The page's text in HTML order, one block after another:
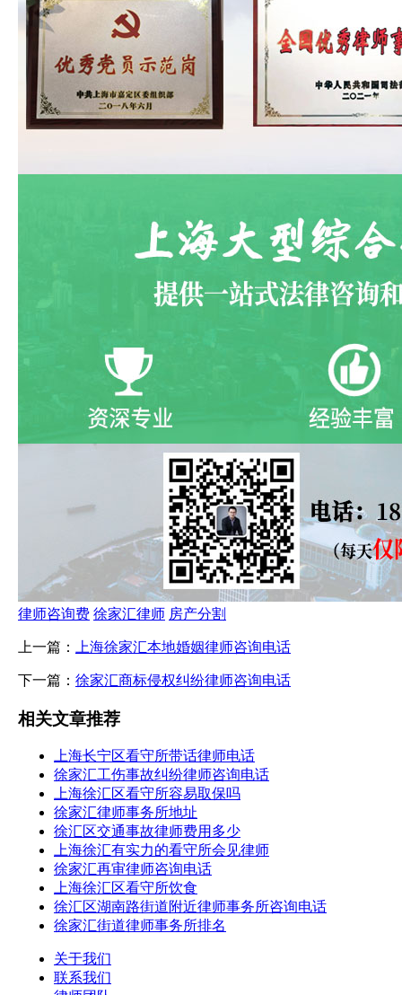
律师咨询费 徐家汇律师 房产分割
上一篇： 上海徐家汇本地婚姻律师咨询电话
下一篇： 徐家汇商标侵权纠纷律师咨询电话
相关文章推荐
上海长宁区看守所带话律师电话
徐家汇工伤事故纠纷律师咨询电话
上海徐汇区看守所容易取保吗
徐家汇律师事务所地址
徐汇区交通事故律师费用多少
上海徐汇有实力的看守所会见律师
徐家汇再审律师咨询电话
上海徐汇区看守所饮食
徐汇区湖南路街道附近律师事务所咨询电话
徐家汇街道律师事务所排名
关于我们
联系我们